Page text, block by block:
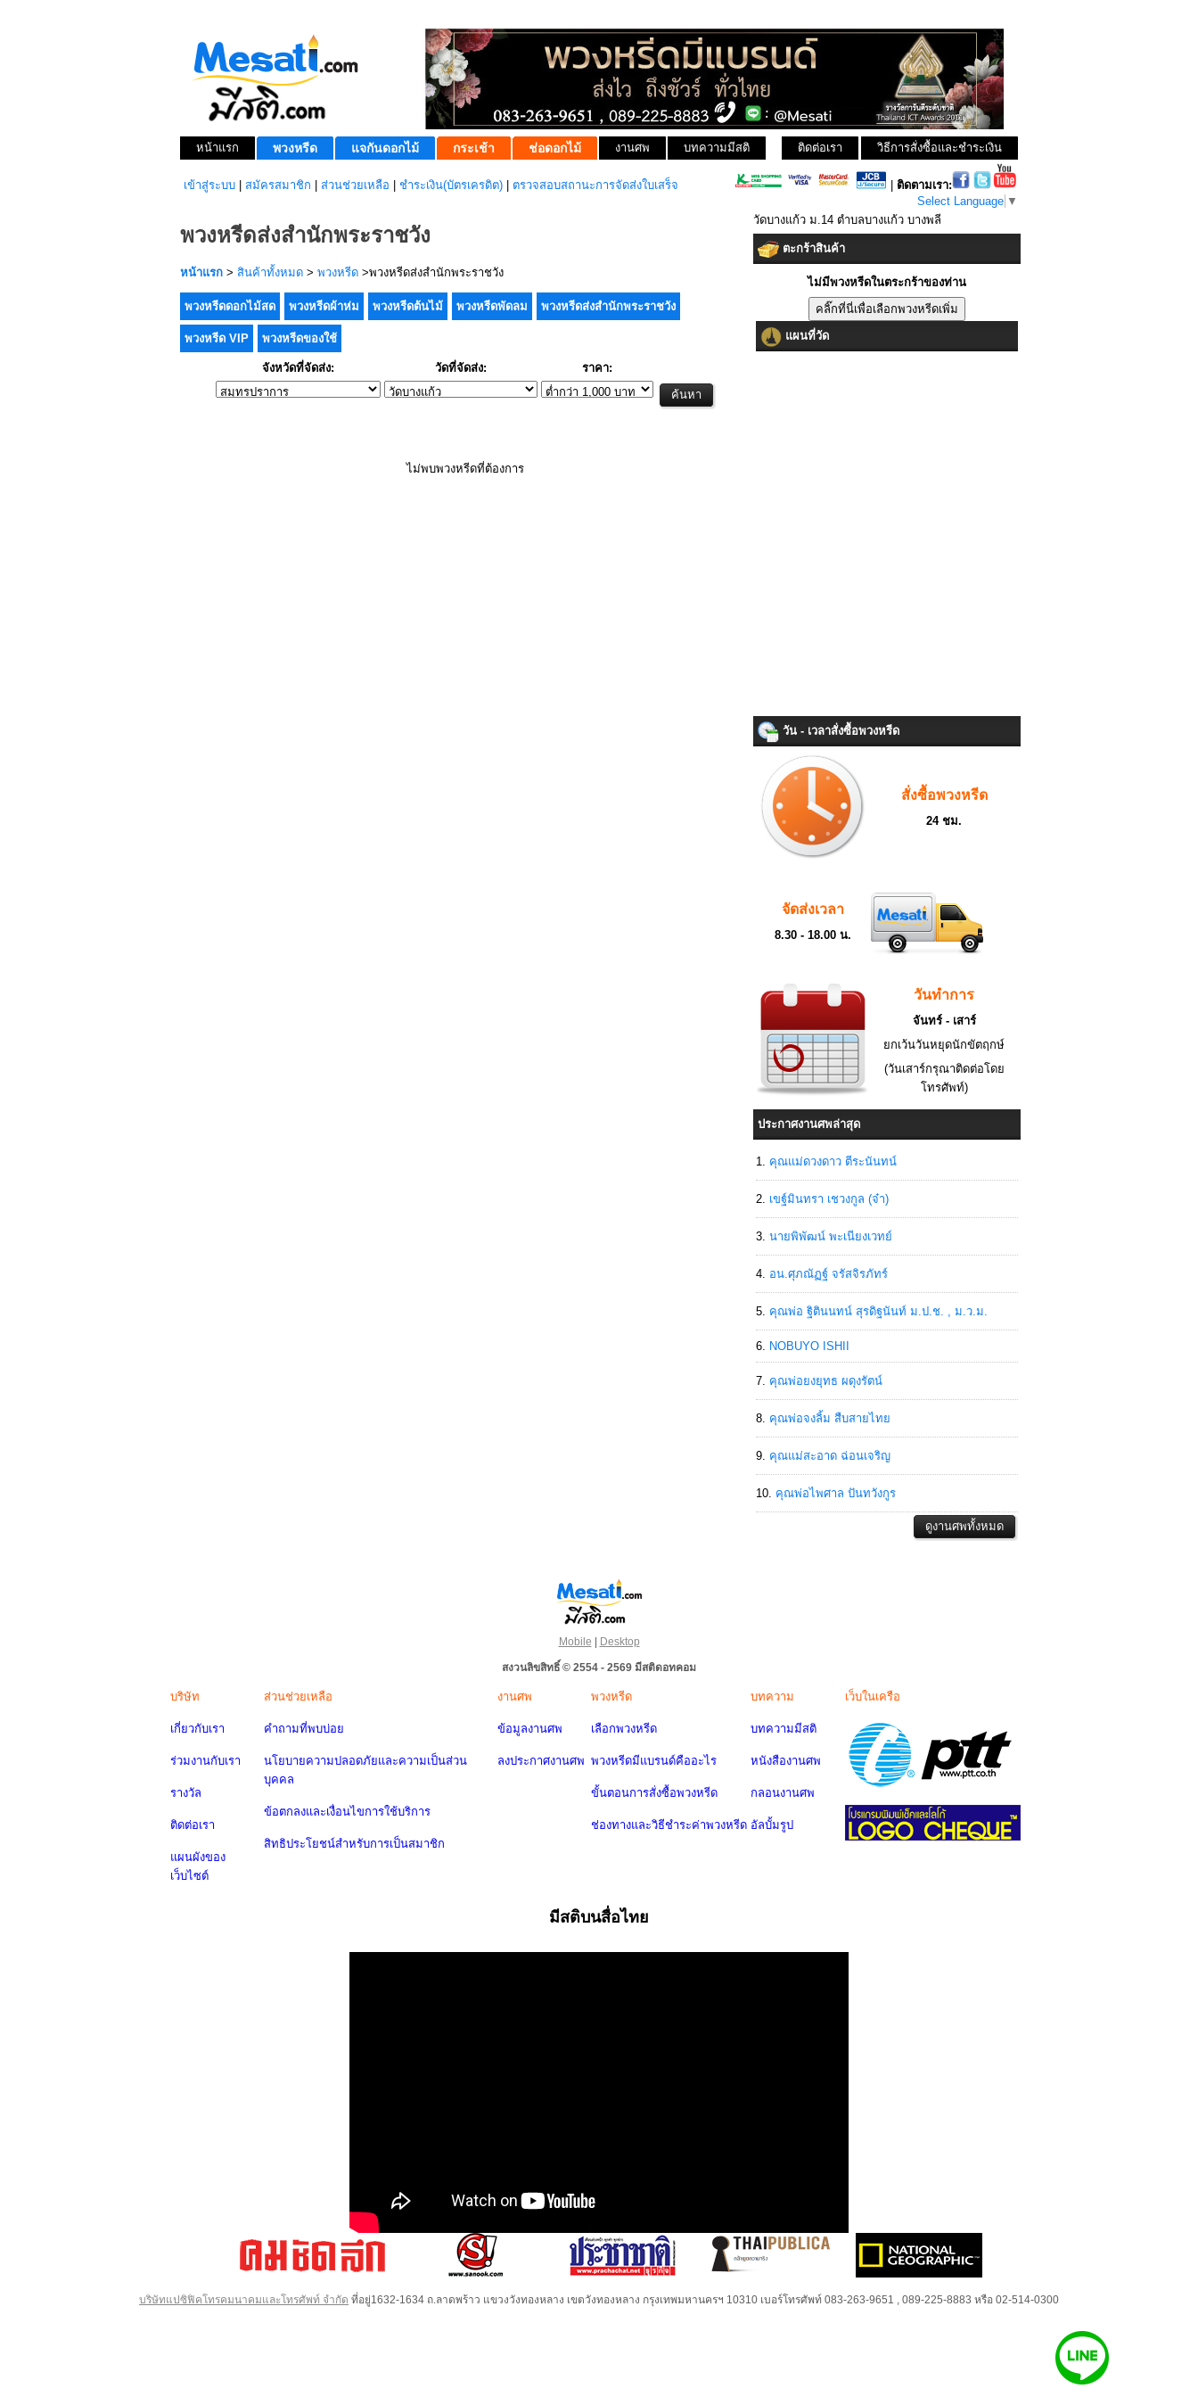
หน้าแรก พวงหรีด แจกันดอกไม้ กระเช้า ช่อดอกไม้ งานศพ บทความมีสติ วิธีการสั่งซื้อและชำระเงิน
ติดต่อเรา
เข้าสู่ระบบ สมัครสมาชิก ส่วนช่วยเหลือ ชำระเงิน(บัตรเครดิต) ตรวจสอบสถานะการจัดส่งใบเสร็จ
ติดตามเรา:
Select Language ▼
พวงหรีดส่งสำนักพระราชวัง
หน้าแรก > สินค้าทั้งหมด > พวงหรีด >พวงหรีดส่งสำนักพระราชวัง
พวงหรีดดอกไม้สด พวงหรีดผ้าห่ม พวงหรีดต้นไม้ พวงหรีดพัดลม พวงหรีดส่งสำนักพระราชวัง
พวงหรีด VIP พวงหรีดของใช้
จังหวัดที่จัดส่ง: วัดที่จัดส่ง: ราคา:
ไม่พบพวงหรีดที่ต้องการ
วัดบางแก้ว ม.14 ตำบลบางแก้ว บางพลี
ตะกร้าสินค้า
ไม่มีพวงหรีดในตระกร้าของท่าน
แผนที่วัด
วัน - เวลาสั่งซื้อพวงหรีด
สั่งซื้อพวงหรีด
24 ชม.
จัดส่งเวลา
8.30 - 18.00 น.
วันทำการ
จันทร์ - เสาร์
ยกเว้นวันหยุดนักขัตฤกษ์
(วันเสาร์กรุณาติดต่อโดย
โทรศัพท์)
ประกาศงานศพล่าสุด
คุณแม่ดวงดาว ตีระนันทน์
เขฐ์มินทรา เชวงกูล (จ๋า)
นายพิพัฒน์ พะเนียงเวทย์
อน.ศุภณัฏฐ์ จรัสจิรภัทร์
คุณพ่อ ฐิตินนทน์ สุรดิฐนันท์ ม.ป.ช. , ม.ว.ม.
NOBUYO ISHII
คุณพ่อยงยุทธ ผดุงรัตน์
คุณพ่อจงลิ้ม สืบสายไทย
คุณแม่สะอาด ฉ่อนเจริญ
คุณพ่อไพศาล ปันทวังกูร
Mobile | Desktop
สงวนลิขสิทธิ์ © 2554 - 2569 มีสติดอทคอม
บริษัท
เกี่ยวกับเรา
ร่วมงานกับเรา
รางวัล
ติดต่อเรา
แผนผังของ
เว็บไซต์
ส่วนช่วยเหลือ
คำถามที่พบบ่อย
นโยบายความปลอดภัยและความเป็นส่วน
บุคคล
ข้อตกลงและเงื่อนไขการใช้บริการ
สิทธิประโยชน์สำหรับการเป็นสมาชิก
งานศพ
ข้อมูลงานศพ
ลงประกาศงานศพ
พวงหรีด
เลือกพวงหรีด
พวงหรีดมีแบรนด์คืออะไร
ขั้นตอนการสั่งซื้อพวงหรีด
ช่องทางและวิธีชำระค่าพวงหรีด
บทความ
บทความมีสติ
หนังสืองานศพ
กลอนงานศพ
อัลบั้มรูป
เว็บในเครือ
มีสติบนสื่อไทย
บริษัทแปซิฟิคโทรคมนาคมและโทรศัพท์ จำกัด ที่อยู่1632-1634 ถ.ลาดพร้าว แขวงวังทองหลาง เขตวังทองหลาง กรุงเทพมหานครฯ 10310 เบอร์โทรศัพท์ 083-263-9651 , 089-225-8883 หรือ 02-514-0300